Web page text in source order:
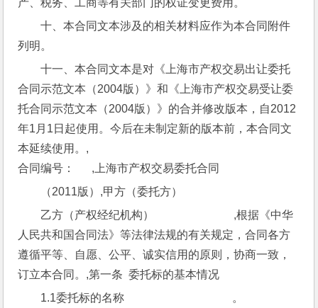
产、税务、工商等有关部门的权证变更费用。
十、本合同文本涉及的相关材料应作为本合同附件
列明。
十一、本合同文本是对《上海市产权交易出让委托
合同示范文本（2004版）》和《上海市产权交易受让委
托合同示范文本（2004版）》的合并修改版本，自2012
年1月1日起使用。今后在未制定新的版本前，本合同文
本延续使用。,
合同编号：      ,上海市产权交易委托合同
（2011版）,甲方（委托方）
乙方（产权经纪机构）                            ,根据《中华
人民共和国合同法》等法律法规的有关规定，合同各方
遵循平等、自愿、公平、诚实信用的原则，协商一致，
订立本合同。,第一条  委托标的基本情况
1.1委托标的名称                                      。